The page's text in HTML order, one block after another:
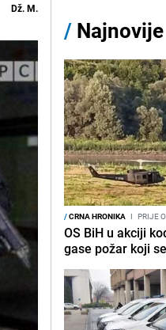
Dž. M.
/ Najnovije
/CRNA HRONIKA I PRIJE
OS BiH u akciji
gase požar koji